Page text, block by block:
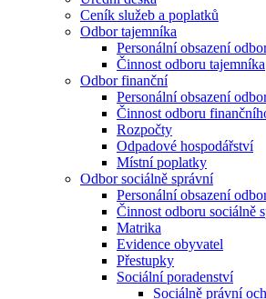
Ceník služeb a poplatků
Odbor tajemníka
Personální obsazení
Činnost odboru tajemníka
Odbor finanční
Personální obsazení
Činnost odboru
Rozpočty
Odpadové hospodářství
Místní poplatky
Odbor sociálně správní
Personální obsazení
Činnost odboru sociálně
Matrika
Evidence obyvatel
Přestupky
Sociální poradenství
Sociálně právní